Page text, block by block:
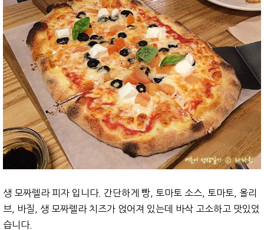
생 모짜렐라 피자 입니다. 간단하게 빵, 토마토 소스, 토마토, 올리
브, 바질, 생 모짜렐라 치즈가 얹어져 있는데 바삭 고소하고 맛있었
습니다.